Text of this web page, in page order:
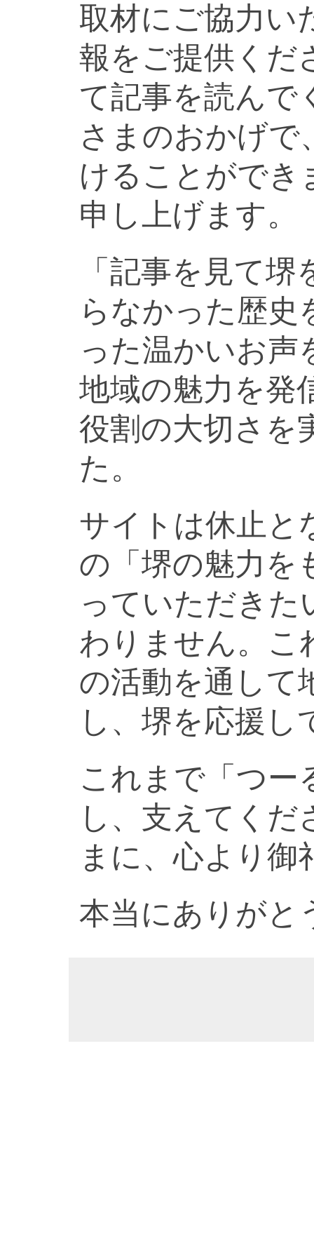
取材にご協力い
報をご提供くだ
て記事を読んで
さまのおかげで
けることができ
申し上げます。
「記事を見て
らなかった歴史
った温かいお声
地域の魅力を発
役割の大切さを
た。
サイトは休止と
の「堺の魅力を
っていただきた
わりません。こ
の活動を通して
し、堺を応援し
これまで「つー
し、支えてく
まに、心より御
本当にありがと